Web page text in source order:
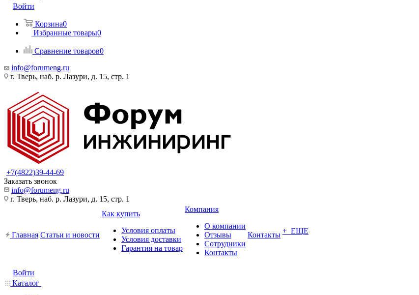
Войти
Корзина0
Избранные товары0
Сравнение товаров0
info@forumeng.ru
г. Тверь, наб. р. Лазури, д. 15, стр. 1
+7(4822)39-44-69
Заказать звонок
info@forumeng.ru
г. Тверь, наб. р. Лазури, д. 15, стр. 1
Главная Статьи и новости
Как купить
Условия оплаты
Условия доставки
Гарантия на товар
Компания
О компании
Отзывы
Сотрудники
Контакты
Контакты + ЕЩЕ
Войти
Каталог